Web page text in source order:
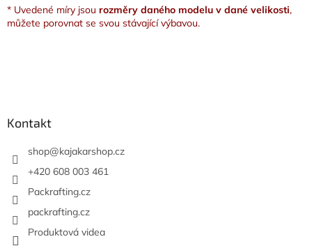
* Uvedené míry jsou rozměry daného modelu v dané velikosti,
můžete porovnat se svou stávající výbavou.
Kontakt
shop@kajakarshop.cz
+420 608 003 461
Packrafting.cz
packrafting.cz
Produktová videa